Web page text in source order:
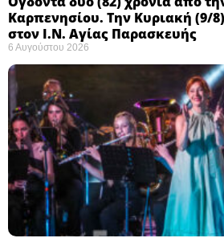
Καρπενησίου. Την Κυριακή (9/
στον Ι.Ν. Αγίας Παρασκευής
6 Αυγούστου 2026